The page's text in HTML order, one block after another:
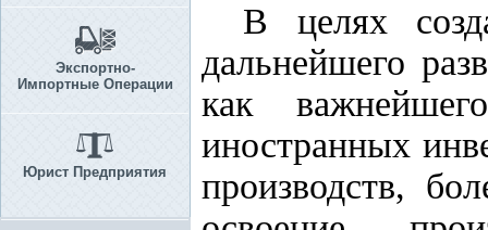
Экспортно-
Импортные Операции
Юрист Предприятия
В целях
дальнейшего
как
иностранных
производств,